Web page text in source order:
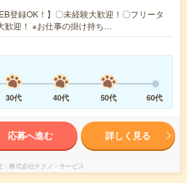
登録OK！】〇未経験大歓迎！〇フリータ
迎！ ※お仕事の掛け持ち…
30代 40代 50代 60代
応募へ進む 詳しく見る
株式会社テクノ・サービス